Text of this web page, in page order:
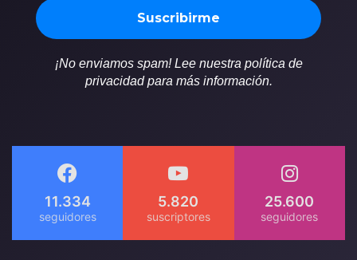
¡No enviamos spam! Lee nuestra política de
privacidad para más información.
11.334 5.820 25.600